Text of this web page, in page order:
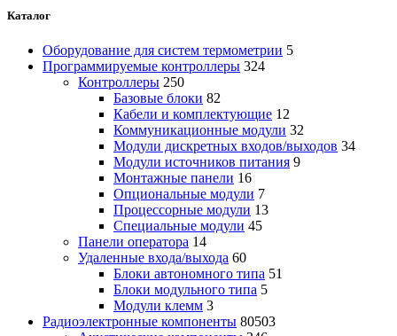
Каталог
Оборудование для систем термометрии 5
Программируемые контроллеры 324
Контроллеры 250
Базовые блоки 82
Кабели и комплектующие 12
Коммуникационные модули 32
Модули дискретных входов/выходов 34
Модули источников питания 9
Монтажные панели 16
Опциональные модули 7
Процессорные модули 13
Специальные модули 45
Панели оператора 14
Удаленные входа/выхода 60
Блоки автономного типа 51
Блоки модульного типа 5
Модули клемм 3
Радиоэлектронные компоненты 80503